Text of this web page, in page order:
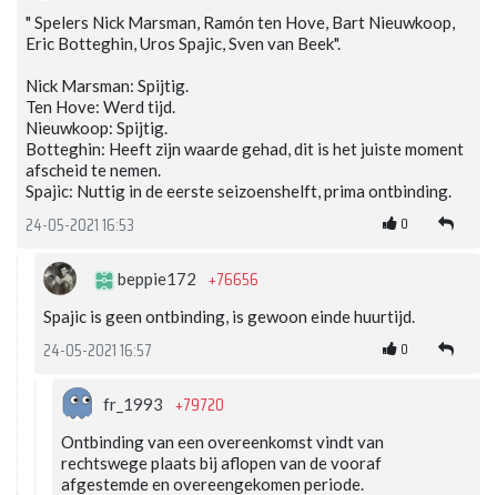
" Spelers Nick Marsman, Ramón ten Hove, Bart Nieuwkoop,
Eric Botteghin, Uros Spajic, Sven van Beek".
Nick Marsman: Spijtig.
Ten Hove: Werd tijd.
Nieuwkoop: Spijtig.
Botteghin: Heeft zijn waarde gehad, dit is het juiste moment
afscheid te nemen.
Spajic: Nuttig in de eerste seizoenshelft, prima ontbinding.
24-05-2021 16:53 0
beppie172 +76656
Spajic is geen ontbinding, is gewoon einde huurtijd.
24-05-2021 16:57 0
fr_1993 +79720
Ontbinding van een overeenkomst vindt van
rechtswege plaats bij aflopen van de vooraf
afgestemde en overeengekomen periode.